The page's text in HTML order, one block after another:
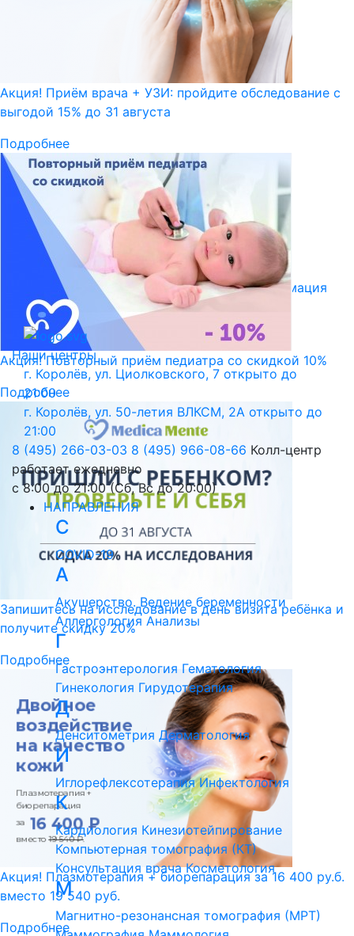
Акция! Приём врача + УЗИ: пройдите обследование с
выгодой 15% до 31 августа
Подробнее
Акция! Повторный приём педиатра со скидкой 10%
Подробнее
Запишитесь на исследование в день визита ребёнка и
получите скидку 20%
Подробнее
Акция! Плазмотерапия + биорепарация за 16 400 ру.б.
вместо 19 540 руб.
Подробнее
Библиотека пациента
Правовая информация
Версия для слабовидящих
Наши центры
г. Королёв, ул. Циолковского, 7 открыто до
21:00
г. Королёв, ул. 50-летия ВЛКСМ, 2А открыто до
21:00
8 (495) 266-03-03 8 (495) 966-08-66 Колл-центр
работает ежедневно
с 8:00 до 21:00 (Сб, Вс до 20:00)
НАПРАВЛЕНИЯ
C
COVID-19
А
Акушерство. Ведение беременности
Аллергология Анализы
Г
Гастроэнтерология Гематология
Гинекология Гирудотерапия
Д
Денситометрия Дерматология
И
Иглорефлексотерапия Инфектология
К
Кардиология Кинезиотейпирование
Компьютерная томография (КТ)
Консультация врача Косметология
М
Магнитно-резонансная томография (МРТ)